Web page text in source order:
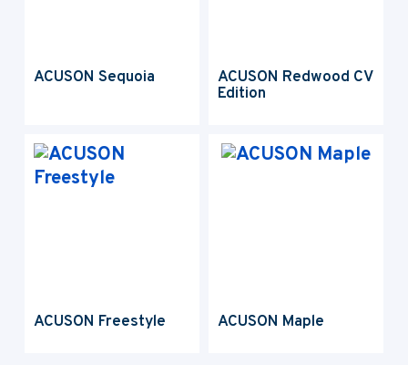
ACUSON Sequoia
ACUSON Redwood CV
Edition
ACUSON Freestyle ACUSON Maple